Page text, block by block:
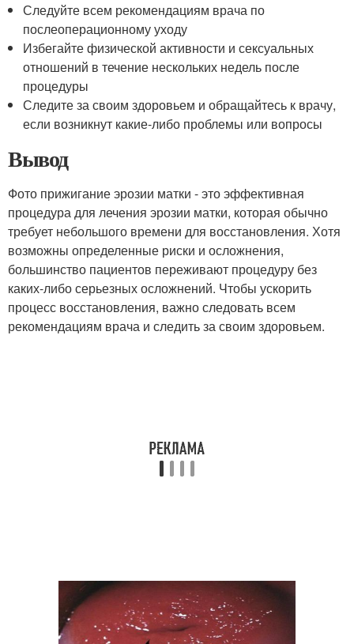
Следуйте всем рекомендациям врача по
послеоперационному уходу
Избегайте физической активности и сексуальных
отношений в течение нескольких недель после
процедуры
Следите за своим здоровьем и обращайтесь к врачу,
если возникнут какие-либо проблемы или вопросы
Вывод
Фото прижигание эрозии матки - это эффективная
процедура для лечения эрозии матки, которая обычно
требует небольшого времени для восстановления. Хотя
возможны определенные риски и осложнения,
большинство пациентов переживают процедуру без
каких-либо серьезных осложнений. Чтобы ускорить
процесс восстановления, важно следовать всем
рекомендациям врача и следить за своим здоровьем.